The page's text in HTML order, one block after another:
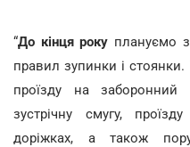
“До кінця року плануємо
правил зупинки і
проїзду на заборонний
зустрічну смугу,
доріжках, а також